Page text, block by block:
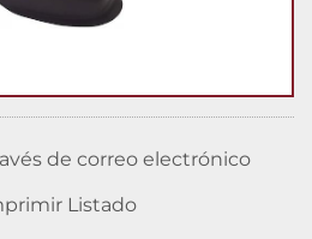
de correo electrónico
Listado